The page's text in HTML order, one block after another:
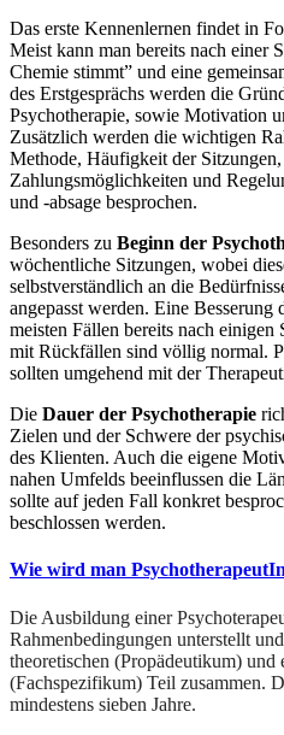
Das erste Kennenlernen findet in
Meist kann man bereits nach einer
Chemie stimmt” und eine
des Erstgesprächs werden die
Psychotherapie, sowie Motivation
Zusätzlich werden die wichtigen
Methode, Häufigkeit der
Zahlungsmöglichkeiten und
und -absage besprochen.
Besonders zu Beginn der
wöchentliche Sitzungen, wobei
selbstverständlich an die
angepasst werden. Eine
meisten Fällen bereits nach einigen
mit Rückfällen sind völlig normal.
sollten umgehend mit der
Die Dauer der Psychotherapie
Zielen und der Schwere der
des Klienten. Auch die eigene
nahen Umfelds beeinflussen die
sollte auf jeden Fall konkret
beschlossen werden.
Wie wird man
Die Ausbildung einer
Rahmenbedingungen unterstellt
theoretischen (Propädeutikum)
(Fachspezifikum) Teil zusammen.
mindestens sieben Jahre.